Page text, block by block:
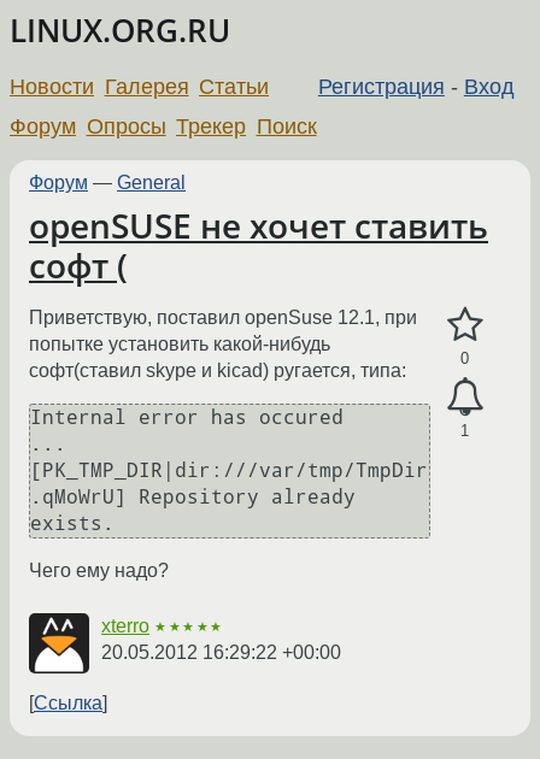
LINUX.ORG.RU
Регистрация - Вход
Новости Галерея Статьи
Форум Опросы Трекер Поиск
Форум — General
openSUSE не хочет ставить
софт (
0
1
Приветствую, поставил openSuse 12.1, при
попытке установить какой-нибудь
софт(ставил skype и kicad) ругается, типа:
Internal error has occured
...
[PK_TMP_DIR|dir:///var/tmp/TmpDir
.qMoWrU] Repository already
Чего ему надо?
xterro ★★★★★
20.05.2012 16:29:22 +00:00
Ссылка